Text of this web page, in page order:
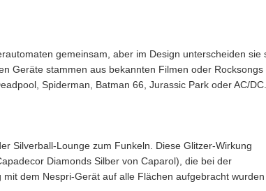
gemeinsam, aber im Design unterscheiden sie
Geräte stammen aus bekannten Filmen oder Rocksongs
Spiderman, Batman 66, Jurassic Park oder AC/DC.
Silverball-Lounge zum Funkeln. Diese Glitzer-Wirkung
Diamonds Silber von Caparol), die bei der
dem Nespri-Gerät auf alle Flächen aufgebracht wurden